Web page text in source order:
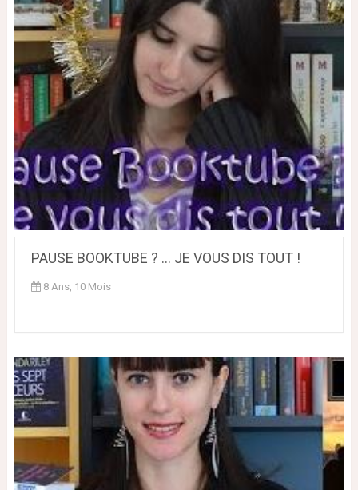
PAUSE BOOKTUBE ? ... JE VOUS DIS TOUT !
8 Ans, 10 Mois